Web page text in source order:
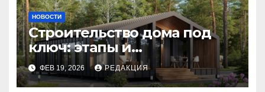
НОВОСТИ
Строительство дома под
ключ: этапы и
планирование бюджета
ФЕВ 19, 2026 РЕДАКЦИЯ